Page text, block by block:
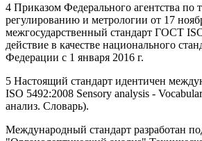
4 Приказом Федерального агентства по
регулированию и метрологии от 17
межгосударственный стандарт ГОСТ
действие в качестве национального
Федерации с 1 января 2016 г.
5 Настоящий стандарт идентичен
ISO 5492:2008 Sensory analysis -
анализ. Словарь).
Международный стандарт разработан